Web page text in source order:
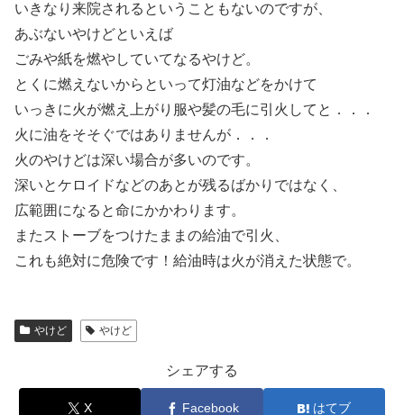
いきなり来院されるということもないのですが、
あぶないやけどといえば
ごみや紙を燃やしていてなるやけど。
とくに燃えないからといって灯油などをかけて
いっきに火が燃え上がり服や髪の毛に引火してと．．．
火に油をそそぐではありませんが．．．
火のやけどは深い場合が多いのです。
深いとケロイドなどのあとが残るばかりではなく、
広範囲になると命にかかわります。
またストーブをつけたままの給油で引火、
これも絶対に危険です！給油時は火が消えた状態で。
やけど やけど
シェアする
X Facebook はてブ